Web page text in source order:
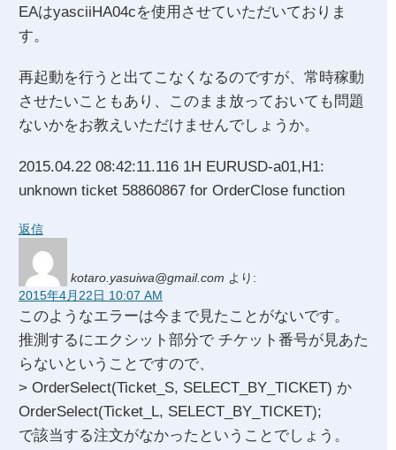
EAはyasciiHA04cを使用させていただいておりま
す。
再起動を行うと出てこなくなるのですが、常時稼動
させたいこともあり、このまま放っておいても問題
ないかをお教えいただけませんでしょうか。
2015.04.22 08:42:11.116 1H EURUSD-a01,H1:
unknown ticket 58860867 for OrderClose function
返信
kotaro.yasuiwa@gmail.com より:
2015年4月22日 10:07 AM
このようなエラーは今まで見たことがないです。
推測するにエクシット部分で チケット番号が見あた
らないということですので、
> OrderSelect(Ticket_S, SELECT_BY_TICKET) か
OrderSelect(Ticket_L, SELECT_BY_TICKET);
で該当する注文がなかったということでしょう。